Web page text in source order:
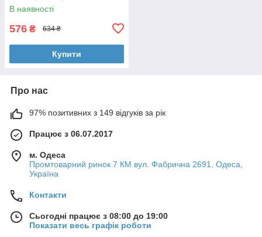
В наявності
576 ₴ 634 ₴
Купити
Про нас
97% позитивних з 149 відгуків за рік
Працює з 06.07.2017
м. Одеса
Промтоварний ринок 7 КМ вул. Фабрична 2691, Одеса,
Україна
Контакти
Сьогодні працює з 08:00 до 19:00
Показати весь графік роботи